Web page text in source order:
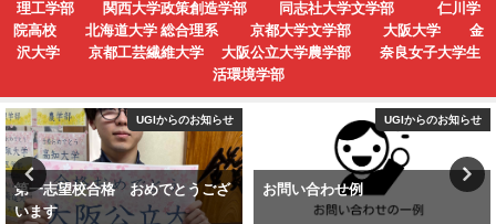
理工学部 関西大学政策創造学部 同志社大学文学部 仁川学
院高校 北海道大学 総合理系 京都大学文学部 大阪大学 金
沢大学 京都工芸繊維大学 大阪公立大学農学部 奈良女子大学生
活環境学部
UGIからのお知らせ
第一志望校合格 おめでとうござ
います
UGIからのお知らせ
お問い合わせ例